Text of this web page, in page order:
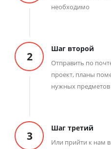
необходимо
2
Шаг второй
Отправить по
проект, планы
нужных
3
Шаг третий
Или прийти к нам